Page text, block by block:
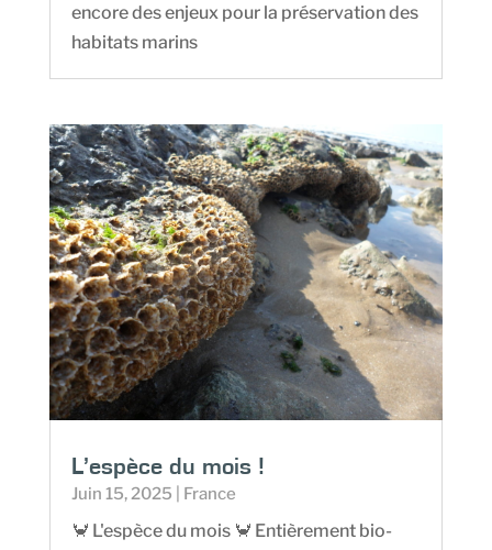
encore des enjeux pour la préservation des
habitats marins
L’espèce du mois !
Juin 15, 2025 France
🦀 L'espèce du mois 🦀 Entièrement bio-